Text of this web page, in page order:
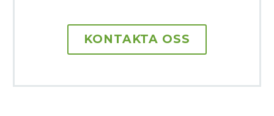
KONTAKTA OSS